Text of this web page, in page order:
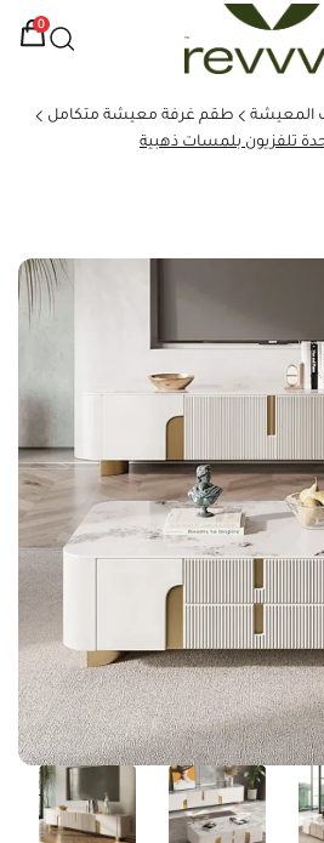
0
المعيشة
طقم غرفة معيشة متكامل
تلفزيون بلمسات ذهبية